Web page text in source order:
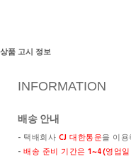
상품 고시 정보
INFORMATION
배송 안내
- 택배회사 CJ 대한통운을 이
- 배송 준비 기간은 1~4(영업